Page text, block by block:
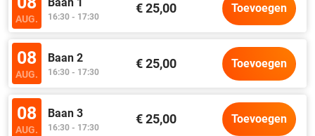
AUG. 16:30 - 17:30
€ 25,00 Toevoegen
08
AUG.
Baan 2
16:30 - 17:30
€ 25,00 Toevoegen
08
AUG.
Baan 3
16:30 - 17:30
€ 25,00 Toevoegen